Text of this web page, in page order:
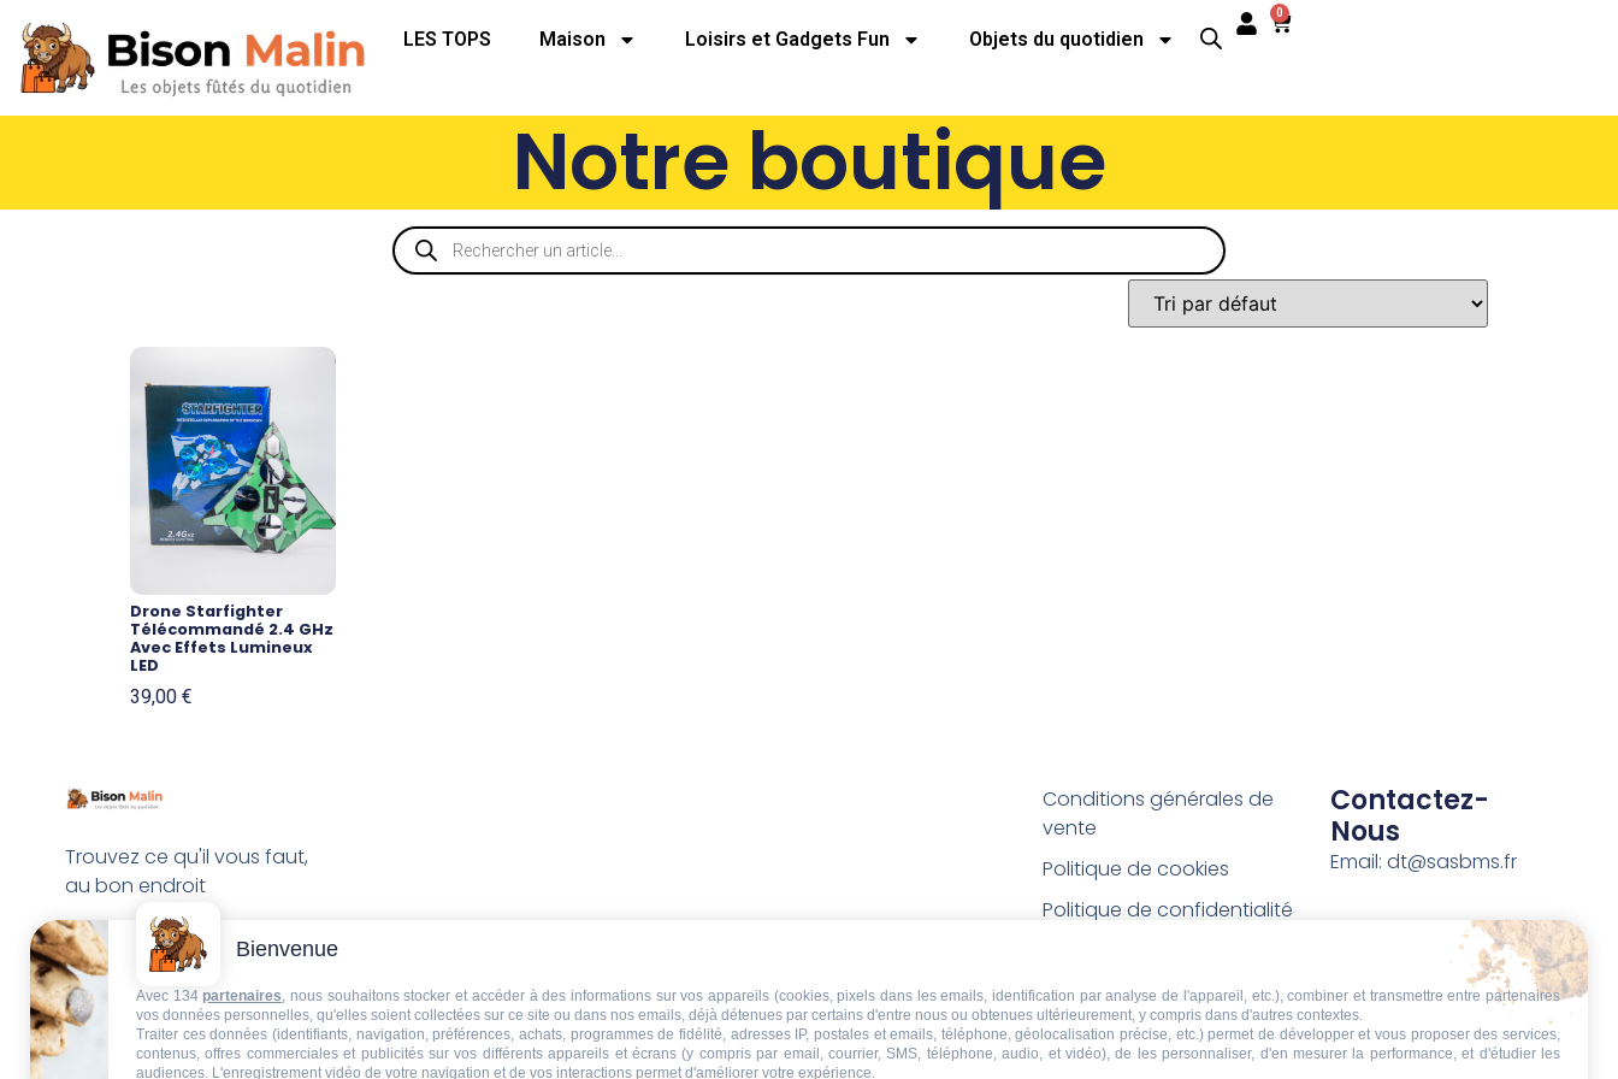
LES TOPS Maison Loisirs et Gadgets Fun Objets du quotidien
0
Notre boutique
Drone Starfighter
Télécommandé 2.4 GHz
Avec Effets Lumineux
LED
39,00 €
Trouvez ce qu'il vous faut,
au bon endroit
Conditions générales de
vente
Politique de cookies
Politique de confidentialité
Conditions de retour et de
remboursement
Droit de rétractation
Contactez-
Nous
Email: dt@sasbms.fr
Bienvenue
Avec 134 partenaires, nous souhaitons stocker et accéder à des informations sur vos appareils (cookies, pixels dans les emails, identification par analyse de l'appareil, etc.), combiner et transmettre entre partenaires
vos données personnelles, qu'elles soient collectées sur ce site ou dans nos emails, déjà détenues par certains d'entre nous ou obtenues ultérieurement, y compris dans d'autres contextes.
Traiter ces données (identifiants, navigation, préférences, achats, programmes de fidélité, adresses IP, postales et emails, téléphone, géolocalisation précise, etc.) permet de développer et vous proposer des services,
contenus, offres commerciales et publicités sur vos différents appareils et écrans (y compris par email, courrier, SMS, téléphone, audio, et vidéo), de les personnaliser, d'en mesurer la performance, et d'étudier les
audiences. L'enregistrement vidéo de votre navigation et de vos interactions permet d'améliorer votre expérience.